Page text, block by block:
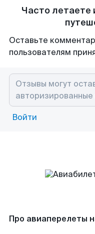
Часто летаете
Оставьте
пользователям
Войти
Про авиаперелеты